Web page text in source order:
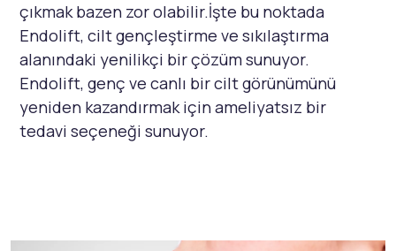
çıkmak bazen zor olabilir.İşte bu noktada
Endolift, cilt gençleştirme ve sıkılaştırma
alanındaki yenilikçi bir çözüm sunuyor.
Endolift, genç ve canlı bir cilt görünümünü
yeniden kazandırmak için ameliyatsız bir
tedavi seçeneği sunuyor.